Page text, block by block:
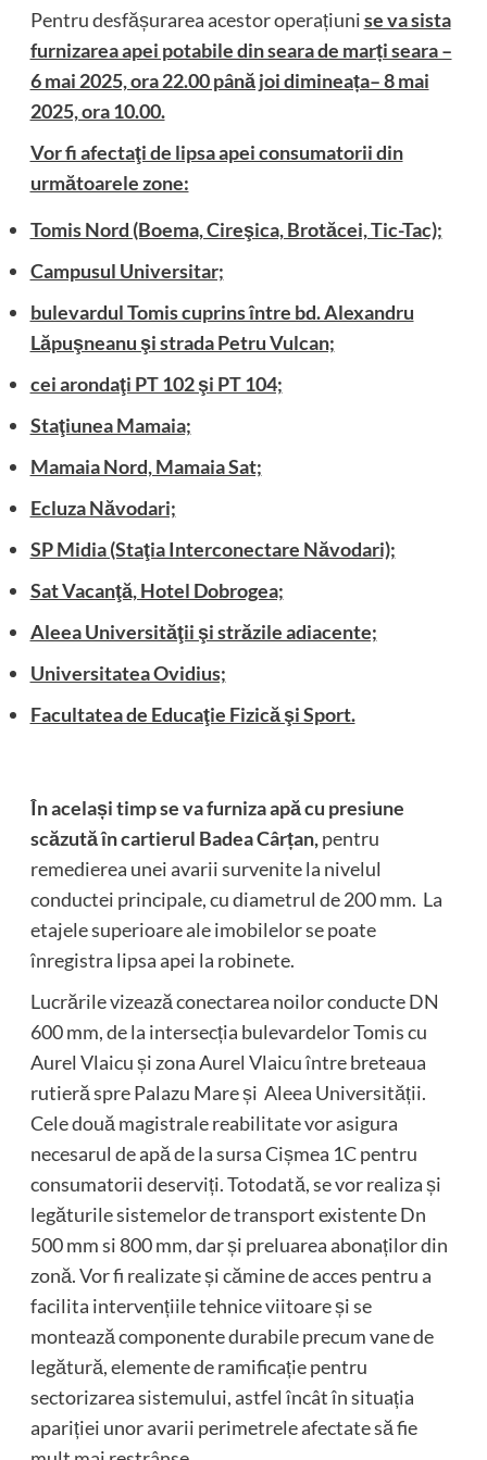
Pentru desfășurarea acestor operațiunise va sista
furnizarea apei potabile din seara de marți seara –
6 mai 2025, ora 22.00 până joi dimineața– 8 mai
2025, ora 10.00.
Vor fi afectaţi de lipsa apei consumatorii din
următoarele zone:
Tomis Nord (Boema, Cireşica, Brotăcei, Tic-Tac);
Campusul Universitar;
bulevardul Tomis cuprins între bd. Alexandru
Lăpuşneanu şi strada Petru Vulcan;
cei arondaţi PT 102 şi PT 104;
Staţiunea Mamaia;
Mamaia Nord, Mamaia Sat;
Ecluza Năvodari;
SP Midia (Staţia Interconectare Năvodari);
Sat Vacanţă, Hotel Dobrogea;
Aleea Universităţii şi străzile adiacente;
Universitatea Ovidius;
Facultatea de Educaţie Fizică şi Sport.
În același timp se va furniza apă cu presiune
scăzută în cartierul Badea Cârțan,pentru
remedierea unei avarii survenite la nivelul
conductei principale, cu diametrul de 200 mm. La
etajele superioare ale imobilelor se poate
înregistra lipsa apei la robinete.
Lucrările vizează conectarea noilor conducte DN
600 mm, de la intersecția bulevardelor Tomis cu
Aurel Vlaicu și zona Aurel Vlaicu între breteaua
rutieră spre Palazu Mare și Aleea Universității.
Cele două magistrale reabilitate vor asigura
necesarul de apă de la sursa Cișmea 1C pentru
consumatorii deserviți. Totodată, se vor realiza și
legăturile sistemelor de transport existente Dn
500 mm si 800 mm, dar și preluarea abonaților din
zonă. Vor fi realizate și cămine de acces pentru a
facilita intervențiile tehnice viitoare și se
montează componente durabile precum vane de
legătură, elemente de ramificație pentru
sectorizarea sistemului, astfel încât în situația
apariției unor avarii perimetrele afectate să fie